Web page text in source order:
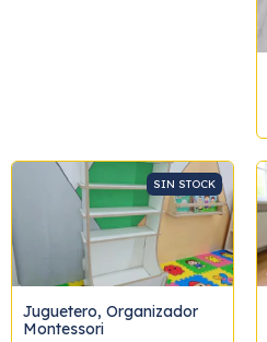
SIN STOCK
Juguetero, Organizador
Montessori